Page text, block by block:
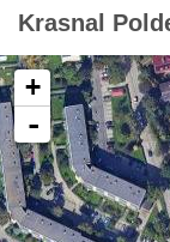
Krasnal
+
-